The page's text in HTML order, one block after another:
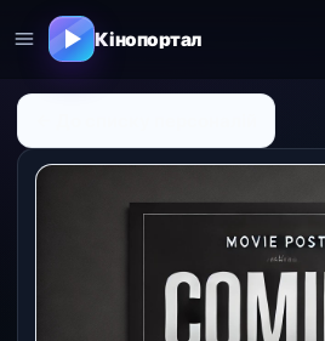
Кінопортал